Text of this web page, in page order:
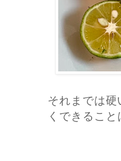
それまでは
くできること